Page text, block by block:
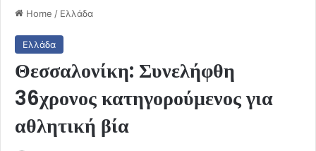
Home / Ελλάδα
Ελλάδα
Θεσσαλονίκη: Συνελήφθη
36χρονος κατηγορούμενος για
αθλητική βία